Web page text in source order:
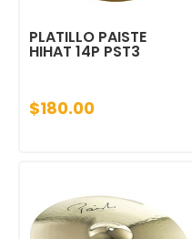
PLATILLO PAISTE
HIHAT 14P PST3
$180.00